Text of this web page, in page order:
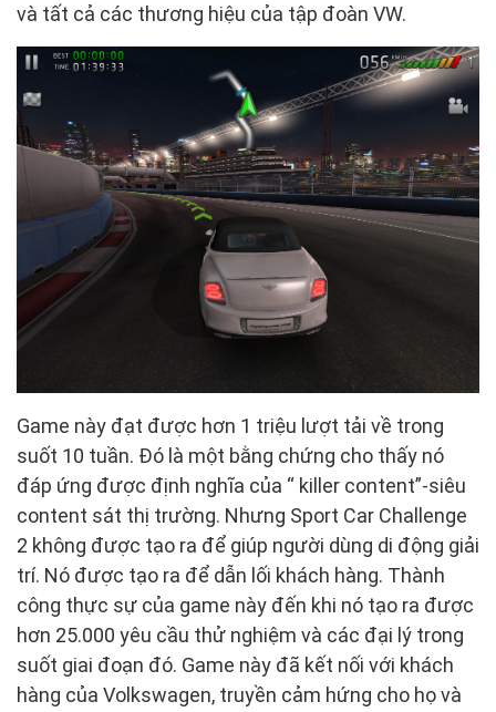
và tất cả các thương hiệu của tập đoàn VW.
Game này đạt được hơn 1 triệu lượt tải về trong
suốt 10 tuần. Đó là một bằng chứng cho thấy nó
đáp ứng được định nghĩa của “ killer content”-siêu
content sát thị trường. Nhưng Sport Car Challenge
2 không được tạo ra để giúp người dùng di động giải
trí. Nó được tạo ra để dẫn lối khách hàng. Thành
công thực sự của game này đến khi nó tạo ra được
hơn 25.000 yêu cầu thử nghiệm và các đại lý trong
suốt giai đoạn đó. Game này đã kết nối với khách
hàng của Volkswagen, truyền cảm hứng cho họ và